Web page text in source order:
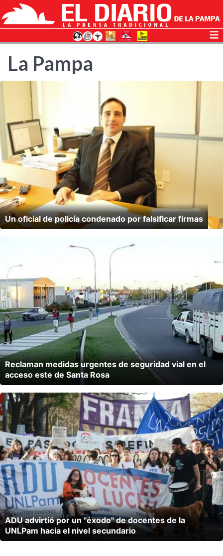
La Pampa
Un oficial de policía condenado por falsificar firmas
Reclaman medidas urgentes de seguridad vial en el
acceso este de Santa Rosa
ADU advirtió por un "éxodo" de docentes de la
UNLPam hacia el nivel secundario